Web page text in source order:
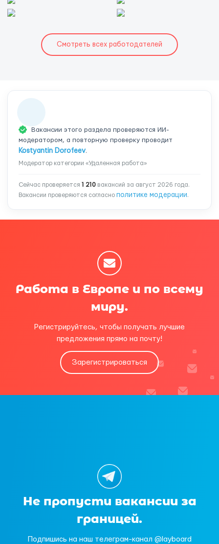
Смотреть всех работодателей
Вакансии этого раздела проверяются ИИ-
модератором, а повторную проверку проводит
Kostyantin Dorofeev.
Модератор категории «Удаленная работа»
Сейчас проверяется 1 210 вакансий за август 2026 года.
Вакансии проверяются согласно политике модерации.
Работа в Европе и по всему
миру.
Регистрируйтесь, чтобы получать лучшие
предложения прямо на почту!
Зарегистрироваться
Не пропусти вакансии за
границей.
Подпишись на наш телеграм-канал @layboard